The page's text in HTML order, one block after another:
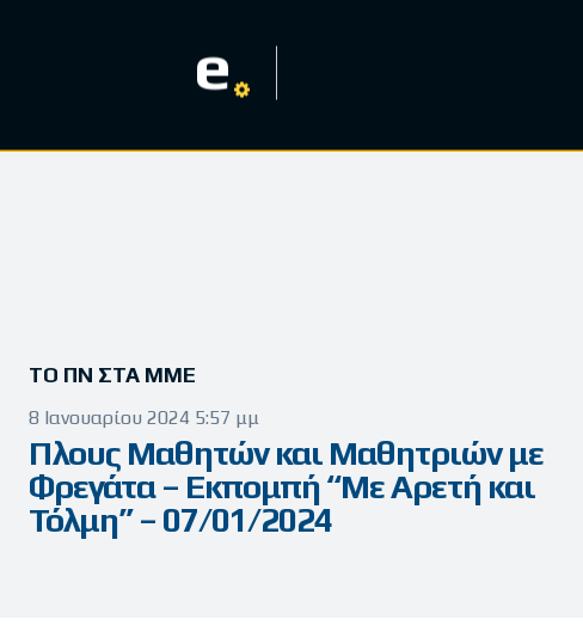
e
ΤΟ ΠΝ ΣΤΑ ΜΜΕ
8 Ιανουαρίου 2024 5:57 μμ
Πλους Μαθητών και Μαθητριών με
Φρεγάτα – Εκπομπή “Με Αρετή και
Τόλμη” – 07/01/2024